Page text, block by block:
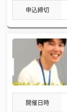
申込締切
開催日時